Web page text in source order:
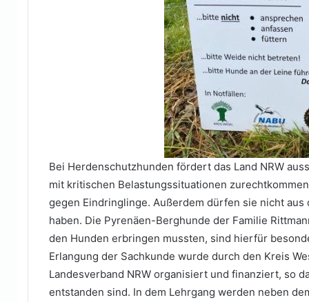
Bei Herdenschutzhunden fördert das Land NRW
mit kritischen Belastungssituationen
gegen Eindringlinge. Außerdem dürfen sie nicht
haben. Die Pyrenäen-Berghunde der Familie
den Hunden erbringen mussten, sind hierfür
Erlangung der Sachkunde wurde durch den Kreis
Landesverband NRW organisiert und finanziert, so
entstanden sind. In dem Lehrgang werden neben